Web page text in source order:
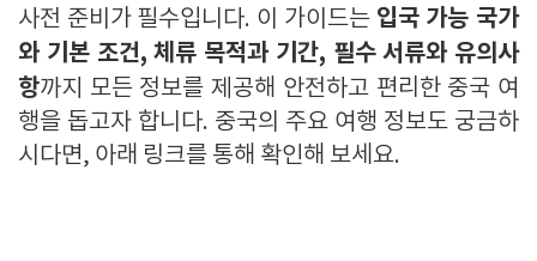
사전 준비가 필수입니다. 이 가이드는 입국 가능 국가
와 기본 조건, 체류 목적과 기간, 필수 서류와 유의사
항까지 모든 정보를 제공해 안전하고 편리한 중국 여
행을 돕고자 합니다. 중국의 주요 여행 정보도 궁금하
시다면, 아래 링크를 통해 확인해 보세요.